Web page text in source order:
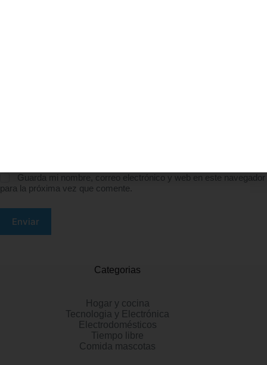
Guarda mi nombre, correo electrónico y web en este navegador
para la próxima vez que comente.
Enviar
Categorias
Hogar y cocina
Tecnologia y Electrónica
Electrodomésticos
Tiempo libre
Comida mascotas